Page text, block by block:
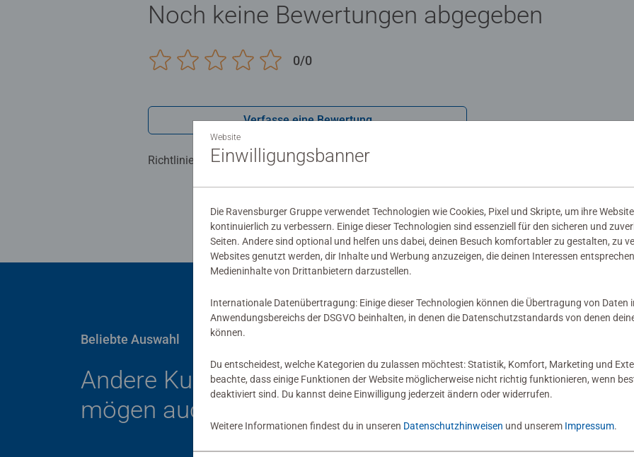
Noch keine Bewertungen abgegeben
0/0
Verfasse eine Bewertung
Richtlinien für Bewertungen
Beliebte Auswahl
Andere Kunden
mögen auch
Website
Einwilligungsbanner
Die Ravensburger Gruppe verwendet Technologien wie Cookies, Pixel und Skripte, um ihre
kontinuierlich zu verbessern. Einige dieser Technologien sind essenziell für den sicheren und
Seiten. Andere sind optional und helfen uns dabei, deinen Besuch komfortabler zu gestalten, zu
Websites genutzt werden, dir Inhalte und Werbung anzuzeigen, die deinen Interessen
Medieninhalte von Drittanbietern darzustellen.
Internationale Datenübertragung: Einige dieser Technologien können die Übertragung von Daten
Anwendungsbereichs der DSGVO beinhalten, in denen die Datenschutzstandards von denen
können.
Du entscheidest, welche Kategorien du zulassen möchtest: Statistik, Komfort, Marketing und
beachte, dass einige Funktionen der Website möglicherweise nicht richtig funktionieren, wenn
deaktiviert sind. Du kannst deine Einwilligung jederzeit ändern oder widerrufen.
Weitere Informationen findest du in unseren Datenschutzhinweisen und unserem Impressum.